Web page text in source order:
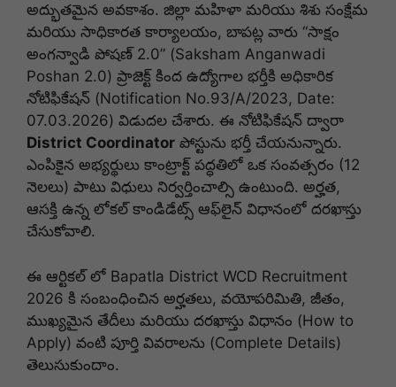
అద్భుతమైన అవకాశం. జిల్లా మహిళా మరియు శిశు సంక్షేమ
మరియు సాధికారత కార్యాలయం, బాపట్ల వారు “సాక్షం
అంగన్వాడి పోషణ్ 2.0” (Saksham Anganwadi
Poshan 2.0) ప్రాజెక్ట్ కింద ఉద్యోగాల భర్తీకి అధికారిక
నోటిఫికేషన్ (Notification No.93/A/2023, Date:
07.03.2026) విడుదల చేశారు. ఈ నోటిఫికేషన్ ద్వారా
District Coordinator పోస్టును భర్తీ చేయనున్నారు.
ఎంపికైన అభ్యర్థులు కాంట్రాక్ట్ పద్ధతిలో ఒక సంవత్సరం (12
నెలలు) పాటు విధులు నిర్వర్తించాల్సి ఉంటుంది. అర్హత,
ఆసక్తి ఉన్న లోకల్ కాండిడేట్స్ ఆఫ్‌లైన్ విధానంలో దరఖాస్తు
చేసుకోవాలి.
ఈ ఆర్టికల్ లో Bapatla District WCD Recruitment
2026 కి సంబంధించిన అర్హతలు, వయోపరిమితి, జీతం,
ముఖ్యమైన తేదీలు మరియు దరఖాస్తు విధానం (How to
Apply) వంటి పూర్తి వివరాలను (Complete Details)
తెలుసుకుందాం.